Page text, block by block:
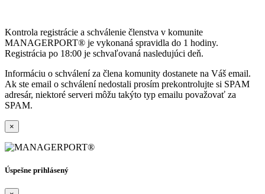
Kontrola registrácie a schválenie členstva v komunite
MANAGERPORT® je vykonaná spravidla do 1 hodiny.
Registrácia po 18:00 je schvaľovaná nasledujúci deň.
Informáciu o schválení za člena komunity dostanete na Váš email.
Ak ste email o schválení nedostali prosím prekontrolujte si SPAM
adresár, niektoré serveri môžu takýto typ emailu považovať za
SPAM.
×
Úspešne prihlásený